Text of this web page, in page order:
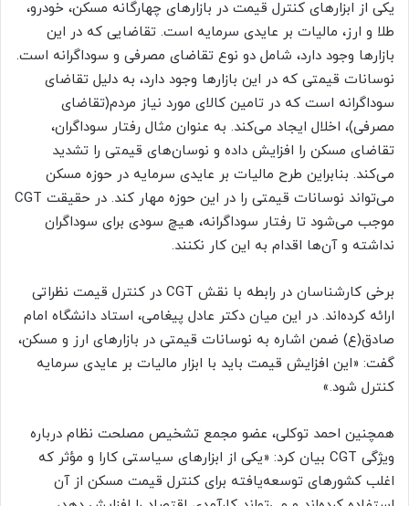
یکی از ابزارهای کنترل قیمت در بازارهای چهارگانه مسکن، خودرو،
طلا و ارز، مالیات بر عایدی سرمایه است. تقاضایی که در این
بازارها وجود دارد، شامل دو نوع تقاضای مصرفی و سوداگرانه است.
نوسانات قیمتی که در این بازارها وجود دارد، به دلیل تقاضای
سوداگرانه است که در تامین کالای مورد نیاز مردم(تقاضای
مصرفی)، اخلال ایجاد می‌کند. به عنوان مثال رفتار سوداگران،
تقاضای مسکن را افزایش داده و نوسان‌های قیمتی را تشدید
می‌کند. بنابراین طرح مالیات بر عایدی سرمایه در حوزه مسکن
می‌تواند نوسانات قیمتی را در این حوزه مهار کند. در حقیقت CGT
موجب می‌شود تا رفتار سوداگرانه، هیچ سودی برای سوداگران
نداشته و آن‌ها اقدام به این کار نکنند.
برخی کارشناسان در رابطه با نقش CGT در کنترل قیمت نظراتی
ارائه کرده‌اند. در این میان دکتر عادل پیغامی، استاد دانشگاه امام
صادق(ع) ضمن اشاره به نوسانات قیمتی در بازارهای ارز و مسکن،
گفت: «این افزایش قیمت باید با ابزار مالیات بر عایدی سرمایه
کنترل شود.»
همچنین احمد توکلی، عضو مجمع تشخیص مصلحت نظام درباره
ویژگی CGT بیان کرد: «یکی از ابزارهای سیاستی کارا و مؤثر که
اغلب کشورهای توسعه‌یافته برای کنترل قیمت مسکن از آن